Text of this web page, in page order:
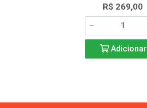
R$ 269,00
Adicionar